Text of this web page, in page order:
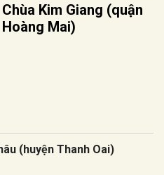
Chùa Kim Giang (quận
Hoàng Mai)
(huyện Thanh Oai)